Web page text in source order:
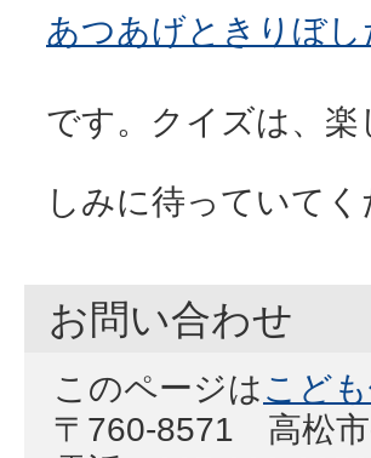
あつあげときりぼ
です。クイズは、
しみに待っていてく
お問い合わせ
このページはこど
〒760-8571 高松市